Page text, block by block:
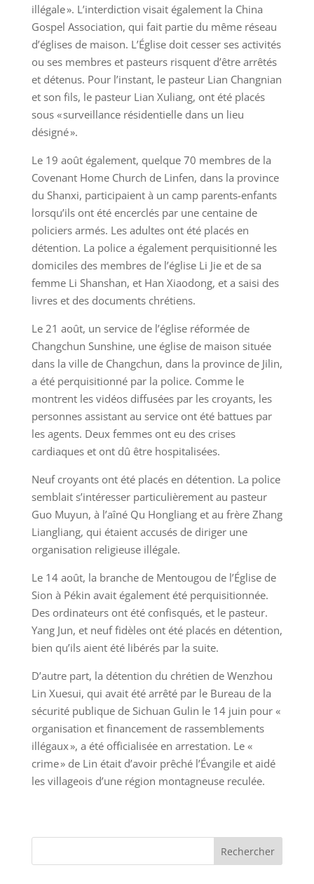
illégale ». L’interdiction visait également la China
Gospel Association, qui fait partie du même réseau
d’églises de maison. L’Église doit cesser ses activités
ou ses membres et pasteurs risquent d’être arrêtés
et détenus. Pour l’instant, le pasteur Lian Changnian
et son fils, le pasteur Lian Xuliang, ont été placés
sous « surveillance résidentielle dans un lieu
désigné ».
Le 19 août également, quelque 70 membres de la
Covenant Home Church de Linfen, dans la province
du Shanxi, participaient à un camp parents-enfants
lorsqu’ils ont été encerclés par une centaine de
policiers armés. Les adultes ont été placés en
détention. La police a également perquisitionné les
domiciles des membres de l’église Li Jie et de sa
femme Li Shanshan, et Han Xiaodong, et a saisi des
livres et des documents chrétiens.
Le 21 août, un service de l’église réformée de
Changchun Sunshine, une église de maison située
dans la ville de Changchun, dans la province de Jilin,
a été perquisitionné par la police. Comme le
montrent les vidéos diffusées par les croyants, les
personnes assistant au service ont été battues par
les agents. Deux femmes ont eu des crises
cardiaques et ont dû être hospitalisées.
Neuf croyants ont été placés en détention. La police
semblait s’intéresser particulièrement au pasteur
Guo Muyun, à l’aîné Qu Hongliang et au frère Zhang
Liangliang, qui étaient accusés de diriger une
organisation religieuse illégale.
Le 14 août, la branche de Mentougou de l’Église de
Sion à Pékin avait également été perquisitionnée.
Des ordinateurs ont été confisqués, et le pasteur.
Yang Jun, et neuf fidèles ont été placés en détention,
bien qu’ils aient été libérés par la suite.
D’autre part, la détention du chrétien de Wenzhou
Lin Xuesui, qui avait été arrêté par le Bureau de la
sécurité publique de Sichuan Gulin le 14 juin pour «
organisation et financement de rassemblements
illégaux », a été officialisée en arrestation. Le «
crime » de Lin était d’avoir prêché l’Évangile et aidé
les villageois d’une région montagneuse reculée.